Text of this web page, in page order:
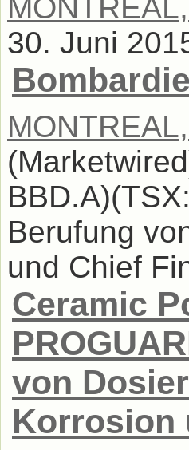
30. Juni
Berufung
und Chief
Ceramic
von
Korrosion